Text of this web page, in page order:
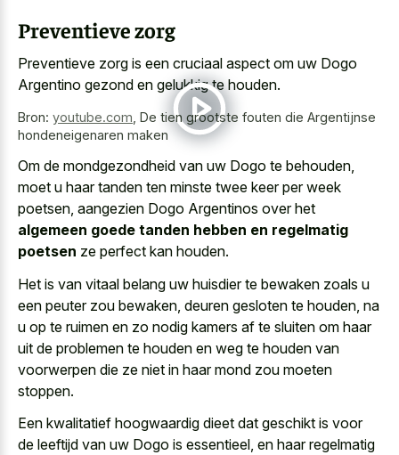
Preventieve zorg
Preventieve zorg is een cruciaal aspect om uw Dogo
Argentino gezond en gelukkig te houden.
Bron: youtube.com De tien grootste fouten die Argentijnse
hondeneigenaren maken
Om de mondgezondheid van uw Dogo te behouden,
moet u haar tanden ten minste twee keer per week
poetsen, aangezien Dogo Argentinos over het
algemeen goede tanden hebben en regelmatig
poetsen ze perfect kan houden.
Het is van vitaal belang uw huisdier te bewaken zoals u
een peuter zou bewaken, deuren gesloten te houden, na
u op te ruimen en zo nodig kamers af te sluiten om haar
uit de problemen te houden en weg te houden van
voorwerpen die ze niet in haar mond zou moeten
stoppen.
Een kwalitatief hoogwaardig dieet dat geschikt is voor
de leeftijd van uw Dogo is essentieel, en haar regelmatig